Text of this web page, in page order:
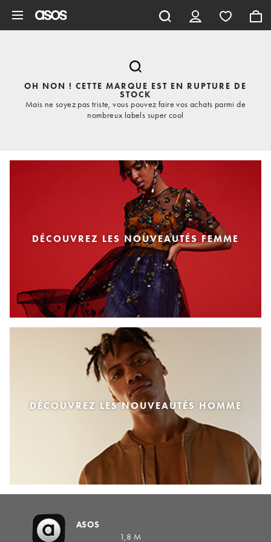
OH NON ! CETTE MARQUE EST EN RUPTURE DE
STOCK
Mais ne soyez pas triste, vous pouvez faire vos achats parmi de
nombreux labels super cool
DÉCOUVREZ LES NOUVEAUTÉS FEMME
DÉCOUVREZ LES NOUVEAUTÉS HOMME
ASOS
1,8 M